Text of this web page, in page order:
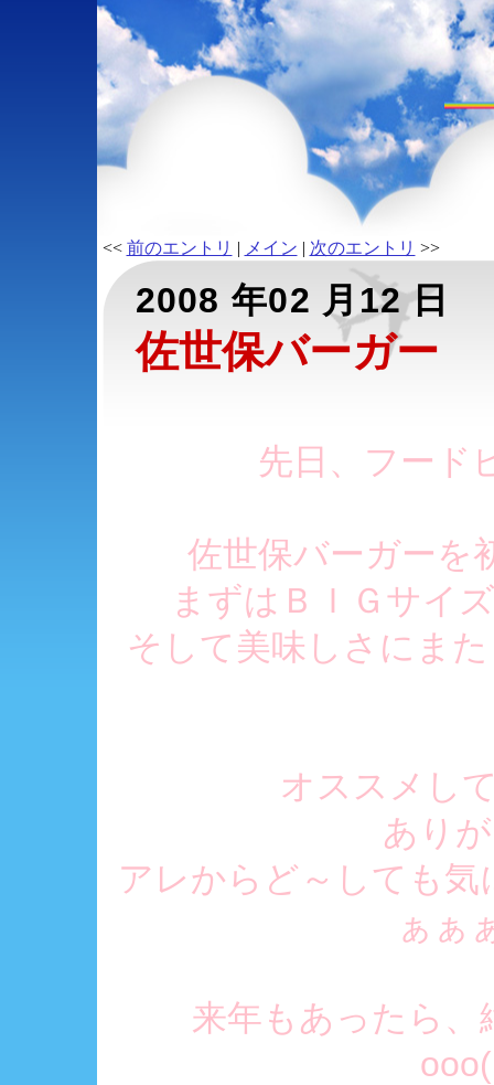
<< 前のエントリ | メイン | 次のエントリ >>
2008 年02 月12 日
佐世保バーガー
先日、フード
佐世保バーガーを
まずはＢＩＧサイ
そして美味しさにま
オススメし
あり
アレからど～しても
ぁぁ
来年もあったら